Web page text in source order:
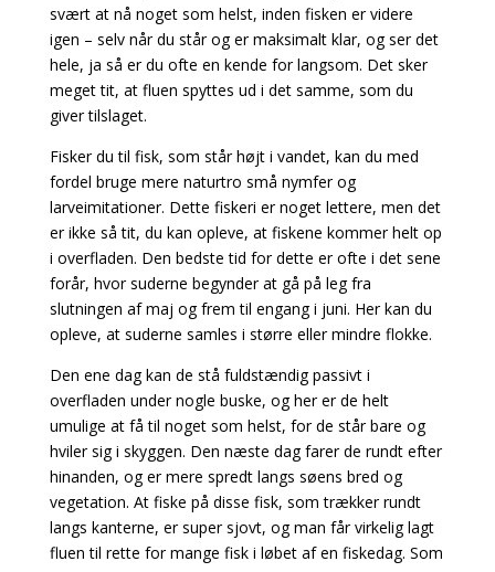
svært at nå noget som helst, inden fisken er videre
igen – selv når du står og er maksimalt klar, og ser det
hele, ja så er du ofte en kende for langsom. Det sker
meget tit, at fluen spyttes ud i det samme, som du
giver tilslaget.
Fisker du til fisk, som står højt i vandet, kan du med
fordel bruge mere naturtro små nymfer og
larveimitationer. Dette fiskeri er noget lettere, men det
er ikke så tit, du kan opleve, at fiskene kommer helt op
i overfladen. Den bedste tid for dette er ofte i det sene
forår, hvor suderne begynder at gå på leg fra
slutningen af maj og frem til engang i juni. Her kan du
opleve, at suderne samles i større eller mindre flokke.
Den ene dag kan de stå fuldstændig passivt i
overfladen under nogle buske, og her er de helt
umulige at få til noget som helst, for de står bare og
hviler sig i skyggen. Den næste dag farer de rundt efter
hinanden, og er mere spredt langs søens bred og
vegetation. At fiske på disse fisk, som trækker rundt
langs kanterne, er super sjovt, og man får virkelig lagt
fluen til rette for mange fisk i løbet af en fiskedag. Som